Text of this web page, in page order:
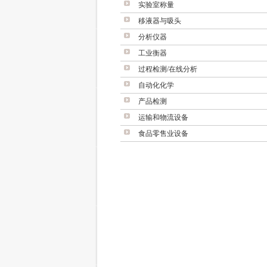
实验室称量
移液器与吸头
分析仪器
工业衡器
过程检测/在线分析
自动化化学
产品检测
运输和物流设备
食品零售业设备